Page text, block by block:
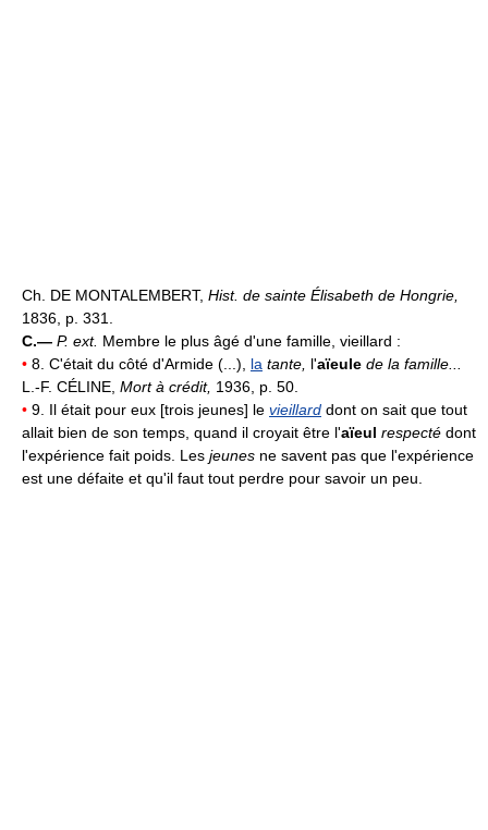
Ch. DE MONTALEMBERT, Hist. de sainte Élisabeth de Hongrie,
1836, p. 331.
C.— P. ext. Membre le plus âgé d'une famille, vieillard :
• 8. C'était du côté d'Armide (...), la tante, l'aïeule de la famille...
L.-F. CÉLINE, Mort à crédit, 1936, p. 50.
• 9. Il était pour eux [trois jeunes] le vieillard dont on sait que tout
allait bien de son temps, quand il croyait être l'aïeul respecté dont
l'expérience fait poids. Les jeunes ne savent pas que l'expérience
est une défaite et qu'il faut tout perdre pour savoir un peu.